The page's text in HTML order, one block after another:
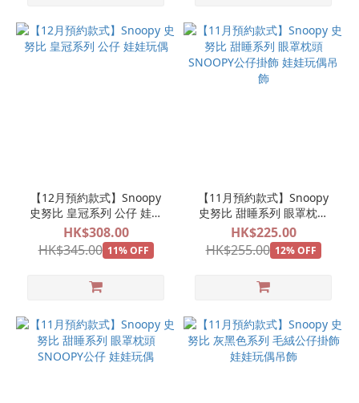
【12月預約款式】Snoopy
史努比 皇冠系列 公仔 娃娃
玩偶
HK$308.00
HK$345.00 11% OFF
【11月預約款式】Snoopy
史努比 甜睡系列 眼罩枕頭
SNOOPY公仔掛飾 娃娃玩偶
吊飾
HK$225.00
HK$255.00 12% OFF